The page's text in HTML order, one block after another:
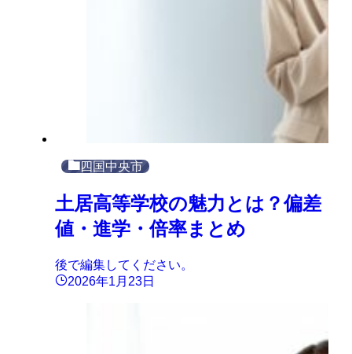
四国中央市
土居高等学校の魅力とは？偏差
値・進学・倍率まとめ
後で編集してください。
2026年1月23日